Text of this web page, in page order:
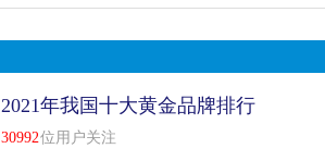
2021年我国十大黄金品牌排行
榜前十名
30992位用户关注